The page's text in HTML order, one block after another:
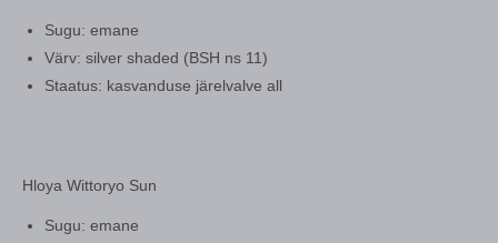
Sugu: emane
Värv: silver shaded (BSH ns 11)
Staatus: kasvanduse järelvalve all
Hloya Wittoryo Sun
Sugu: emane